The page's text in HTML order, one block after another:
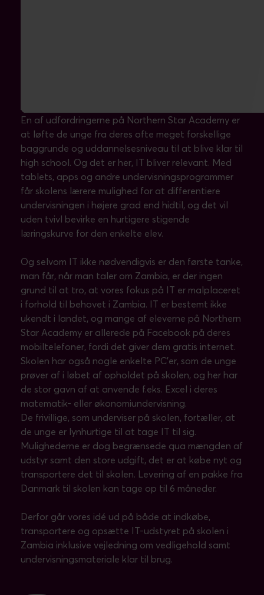
En af udfordringerne på Northern Star Academy er
at løfte de unge fra deres ofte meget forskellige
baggrunde og uddannelsesniveau til at blive klar til
high school. Og det er her, IT bliver relevant. Med
tablets, apps og andre undervisningsprogrammer
får skolens lærere mulighed for at differentiere
undervisningen i højere grad end hidtil, og det vil
uden tvivl bevirke en hurtigere stigende
læringskurve for den enkelte elev.
Og selvom IT ikke nødvendigvis er den første tanke,
man får, når man taler om Zambia, er der ingen
grund til at tro, at vores fokus på IT er malplaceret
i forhold til behovet i Zambia. IT er bestemt ikke
ukendt i landet, og mange af eleverne på Northern
Star Academy er allerede på Facebook på deres
mobiltelefoner, fordi det giver dem gratis internet.
Skolen har også nogle enkelte PC’er, som de unge
prøver af i løbet af opholdet på skolen, og her har
de stor gavn af at anvende f.eks. Excel i deres
matematik- eller økonomiundervisning.
De frivillige, som underviser på skolen, fortæller, at
de unge er lynhurtige til at tage IT til sig.
Mulighederne er dog begrænsede qua mængden af
udstyr samt den store udgift, det er at købe nyt og
transportere det til skolen. Levering af en pakke fra
Danmark til skolen kan tage op til 6 måneder.
Derfor går vores idé ud på både at indkøbe,
transportere og opsætte IT-udstyret på skolen i
Zambia inklusive vejledning om vedligehold samt
undervisningsmateriale klar til brug.